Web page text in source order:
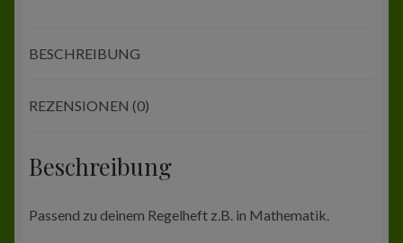
BESCHREIBUNG
REZENSIONEN (0)
Beschreibung
Passend zu deinem Regelheft z.B. in Mathematik.